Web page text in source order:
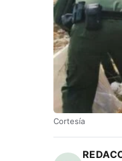
Cortesía